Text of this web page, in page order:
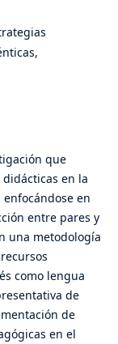
que
en la
en
entre pares y
una metodología
como lengua
de
de
en el